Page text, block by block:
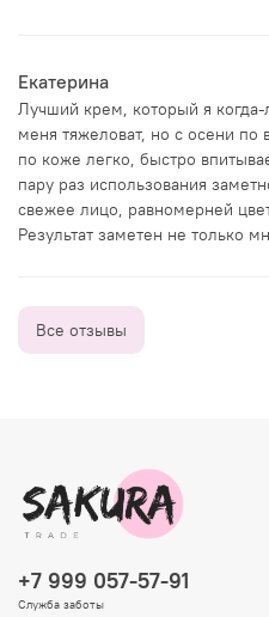
Екатерина
Лучший крем, который я
меня тяжеловат, но с осени по
по коже легко, быстро
пару раз использования
свежее лицо, равномерней
Результат заметен не только
Все отзывы
+7 999 057-57-91
Служба заботы